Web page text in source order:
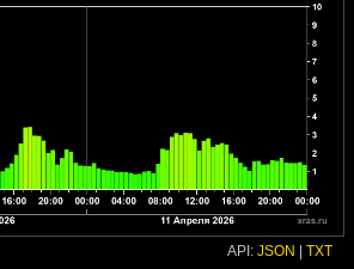
API: JSON TXT